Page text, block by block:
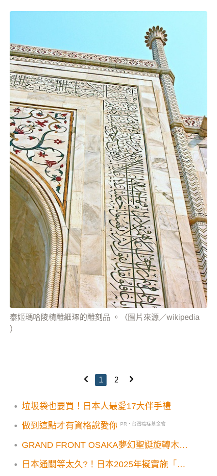
泰姬瑪哈陵精雕細琢的雕刻品 。（圖片來源／wikipedia
）
1 2
垃圾袋也要買！日本人最愛17大伴手禮
做到這點才有資格說愛你
PR・台灣癌症基金會
GRAND FRONT OSAKA夢幻聖誕旋轉木
日本通關等太久?！日本2025年擬實施「預